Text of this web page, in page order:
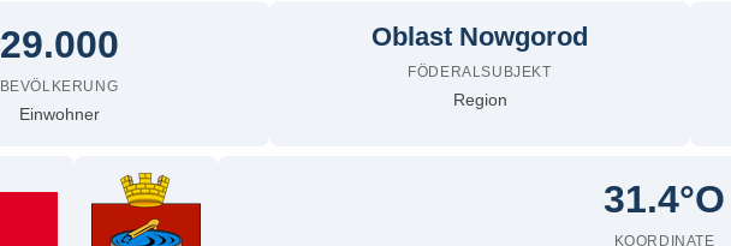
29.000
BEVÖLKERUNG
Einwohner
Oblast Nowgorod
FÖDERALSUBJEKT
Region
31.4°O
KOORDINATE